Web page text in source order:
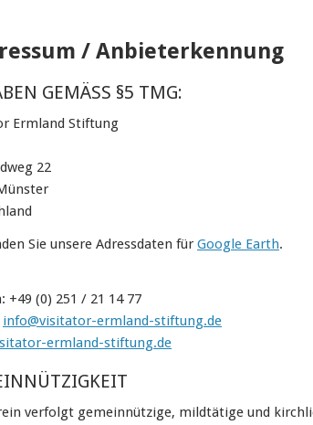
/ Anbieterkennung
GEMÄSS §5 TMG:
Ermland Stiftung
22
Sie unsere Adressdaten für Google Earth.
+49 (0) 251 / 21 14 77
info@visitator-ermland-stiftung.de
ermland-stiftung.de
verfolgt gemeinnützige, mildtätige und